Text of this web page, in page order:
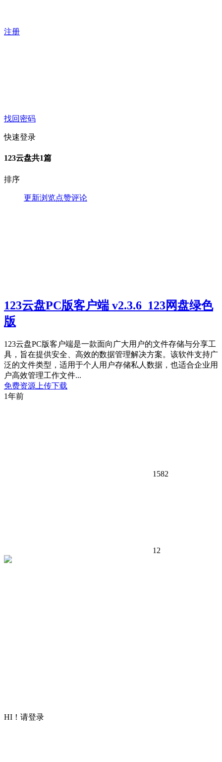
注册
找回密码
快速登录
123云盘共1篇
排序
更新浏览点赞评论
123云盘PC版客户端 v2.3.6_123网盘绿色
版
123云盘PC版客户端是一款面向广大用户的文件存储与分享工
具，旨在提供安全、高效的数据管理解决方案。该软件支持广
泛的文件类型，适用于个人用户存储私人数据，也适合企业用
户高效管理工作文件...
免费资源 上传下载
1年前
1582
12
HI！请登录